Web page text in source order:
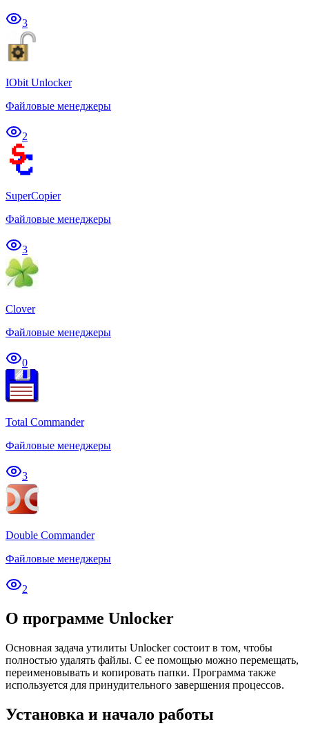
3
IObit Unlocker
Файловые менеджеры
2
SuperCopier
Файловые менеджеры
3
Clover
Файловые менеджеры
0
Total Commander
Файловые менеджеры
3
Double Commander
Файловые менеджеры
2
О программе Unlocker
Основная задача утилиты Unlocker состоит в том, чтобы
полностью удалять файлы. С ее помощью можно перемещать,
переименовывать и копировать папки. Программа также
используется для принудительного завершения процессов.
Установка и начало работы